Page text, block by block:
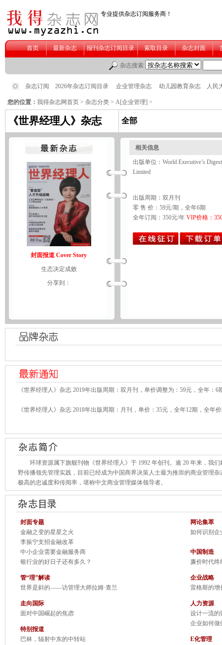
您的位置： 我得杂志网首页 > 杂志分类 > A[企业管理] >
《世界经理人》杂志 全部
封面报道 Cover Story
生态决定成败
分享到：
相关信息
出版单位：World Executive’s Digest
Limited
出版周期：双月刊
零 售 价：59元/期，全年6期
全年订阅：350元/年 VIP价格：
《世界经理人》杂志 2019年出版周期：双月刊，单价调整为：59元，全年：6
《世界经理人》杂志 2018年出版周期：月刊，单价：35元，全年12期，全年
环球资源属下旗舰刊物《世界经理人》于 1992 年创刊。逾 20 年来，我们
野传播领先管理实践，目前已经成为中国商界决策人士最为推崇的商业管理
极高的忠诚度和传阅率，堪称中文商业管理媒体领导者。
封面专题
金融之变的星星之火
李振宁支招金融改革
中小企业需要金融服务商
银行业的好日子还有多久？
管“理”解读
世界是斜的——访管理大师拉姆·查兰
走向国际
面对中国崛起的焦虑
特别报道
巴林，辐射中东的中转站
网论集萃
如何识别企
中国制造
廉价时代
企业战略
雷格斯的增
人力资源
设计一流的
企业如何做
E化管理